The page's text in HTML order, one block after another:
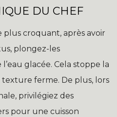
DU CHEF
croquant, après avoir
plongez-les
glacée. Cela stoppe la
ferme. De plus, lors
privilégiez des
pour une cuisson